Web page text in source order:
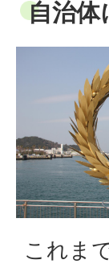
自治体
これま